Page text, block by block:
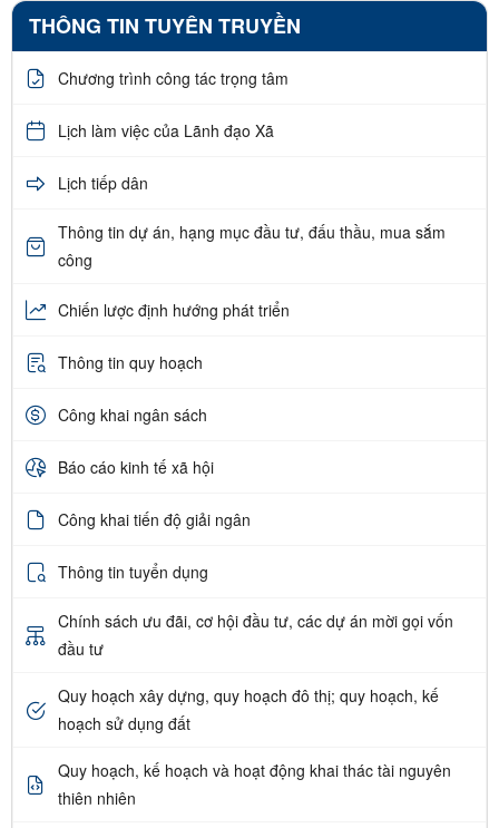
THÔNG TIN TUYÊN TRUYỀN
Chương trình công tác trọng tâm
Lịch làm việc của Lãnh đạo Xã
Lịch tiếp dân
Thông tin dự án, hạng mục đầu tư, đấu thầu, mua sắm
công
Chiến lược định hướng phát triển
Thông tin quy hoạch
Công khai ngân sách
Báo cáo kinh tế xã hội
Công khai tiến độ giải ngân
Thông tin tuyển dụng
Chính sách ưu đãi, cơ hội đầu tư, các dự án mời gọi vốn
đầu tư
Quy hoạch xây dựng, quy hoạch đô thị; quy hoạch, kế
hoạch sử dụng đất
Quy hoạch, kế hoạch và hoạt động khai thác tài nguyên
thiên nhiên